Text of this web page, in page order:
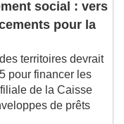
social : vers
pour la
territoires devrait
pour financer les
de la Caisse
de prêts